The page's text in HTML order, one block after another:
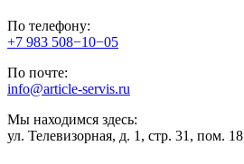
По телефону:
+7 983 508−10−05
По почте:
info@article-servis.ru
Мы находимся здесь:
ул. Телевизорная, д. 1, стр. 31, пом. 18